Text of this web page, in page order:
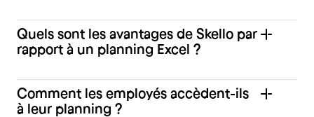
Quels sont les avantages de Skello par
rapport à un planning Excel ?
Comment les employés accèdent-ils
à leur planning ?